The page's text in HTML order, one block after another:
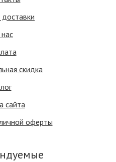
доставки
скидка
сайта
оферты